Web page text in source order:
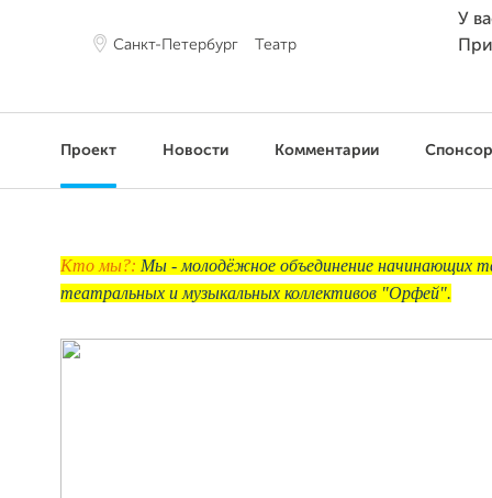
Санкт-Петербург Театр
У
Проект Новости Комментарии
Кто мы?: Мы - молодёжное объединение начинающих
театральных и музыкальных коллективов "Орфей".